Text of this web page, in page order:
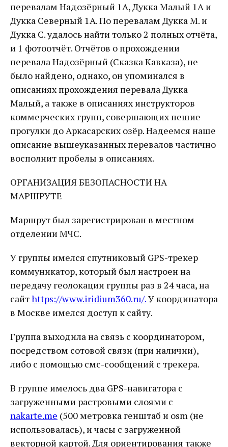
перевалам Надозёрный 1А, Дукка Малый 1А и
Дукка Северный 1А. По перевалам Дукка М. и
Дукка С. удалось найти только 2 полных отчёта,
и 1 фотоотчёт. Отчётов о прохождении
перевала Надозёрный (Сказка Кавказа), не
было найдено, однако, он упоминался в
описаниях прохождения перевала Дукка
Малый, а также в описаниях инструкторов
коммерческих групп, совершающих пешие
прогулки до Аркасарских озёр. Надеемся наше
описание вышеуказанных перевалов частично
восполнит пробелы в описаниях.
ОРГАНИЗАЦИЯ БЕЗОПАСНОСТИ НА
МАРШРУТЕ
Маршрут был зарегистрирован в местном
отделении МЧС.
У группы имелся спутниковый GPS-трекер
коммуникатор, который был настроен на
передачу геолокации группы раз в 24 часа, на
сайтhttps://www.iridium360.ru/.У координатора
в Москве имелся доступ к сайту.
Группа выходила на связь с координатором,
посредством сотовой связи (при наличии),
либо с помощью смс-сообщений с трекера.
В группе имелось два GPS-навигатора с
загруженными растровыми слоями с
nakarte.me (500 метровка генштаб и osm (не
использовалась), и часы с загруженной
векторной картой. Для ориентирования также